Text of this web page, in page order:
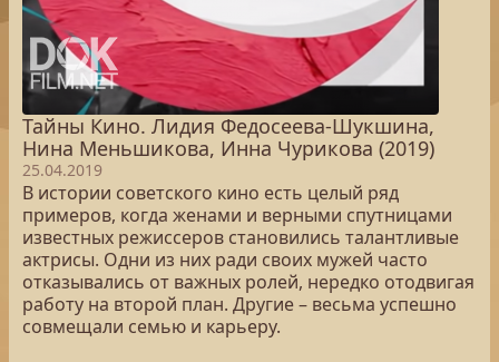
Тайны Кино. Лидия Федосеева-Шукшина,
Нина Меньшикова, Инна Чурикова (2019)
25.04.2019
В истории советского кино есть целый ряд
примеров, когда женами и верными спутницами
известных режиссеров становились талантливые
актрисы. Одни из них ради своих мужей часто
отказывались от важных ролей, нередко отодвигая
работу на второй план. Другие – весьма успешно
совмещали семью и карьеру.